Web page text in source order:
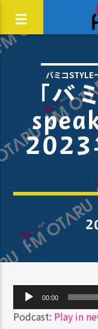
バミコSTYLE
「バ
2023
声
プ
00:00
Podcast: Play in